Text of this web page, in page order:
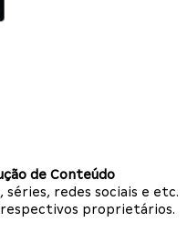
de Conteúdo
séries, redes sociais e etc.
respectivos proprietários.